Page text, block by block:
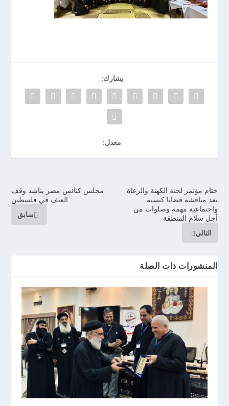
يشارك:
معدل:
مجلس كنائس مصر يناشد وقف
العنف في فلسطين
سابق
ختام مؤتمر لجنة الكهنة والرعاة
بعد مناقشة قضايا كنسية
واجتماعية مهمة وصلوات من
أجل سلام المنطقة
التالي
المنشورات ذات الصلة